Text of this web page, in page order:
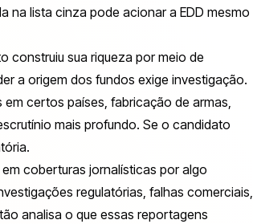
na lista cinza pode acionar a EDD mesmo
construiu sua riqueza por meio de
a origem dos fundos exige investigação.
certos países, fabricação de armas,
mais profundo. Se o candidato
coberturas jornalísticas por algo
regulatórias, falhas comerciais,
analisa o que essas reportagens